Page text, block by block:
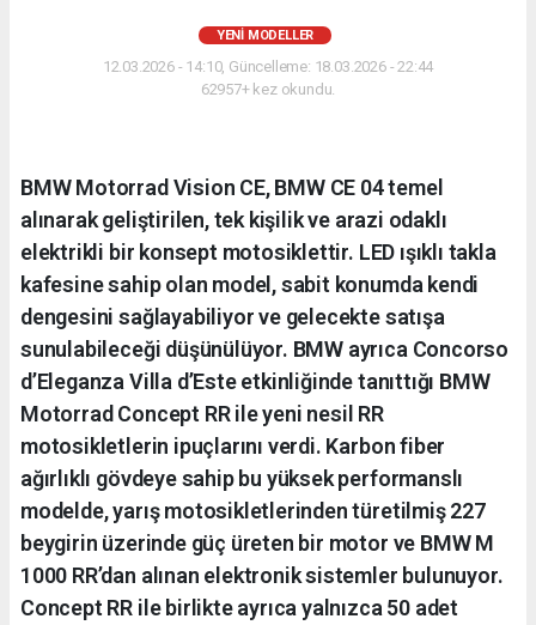
YENI MODELLER
12.03.2026 - 14:10, Güncelleme: 18.03.2026 - 22:44
62957+ kez okundu.
BMW Motorrad Vision CE, BMW CE 04 temel
alınarak geliştirilen, tek kişilik ve arazi odaklı
elektrikli bir konsept motosiklettir. LED ışıklı takla
kafesine sahip olan model, sabit konumda kendi
dengesini sağlayabiliyor ve gelecekte satışa
sunulabileceği düşünülüyor. BMW ayrıca Concorso
d’Eleganza Villa d’Este etkinliğinde tanıttığı BMW
Motorrad Concept RR ile yeni nesil RR
motosikletlerin ipuçlarını verdi. Karbon fiber
ağırlıklı gövdeye sahip bu yüksek performanslı
modelde, yarış motosikletlerinden türetilmiş 227
beygirin üzerinde güç üreten bir motor ve BMW M
1000 RR’dan alınan elektronik sistemler bulunuyor.
Concept RR ile birlikte ayrıca yalnızca 50 adet